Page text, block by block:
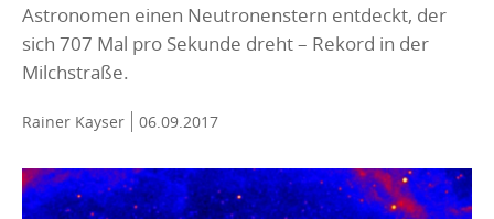
Astronomen einen Neutronenstern entdeckt, der
sich 707 Mal pro Sekunde dreht – Rekord in der
Milchstraße.
Rainer Kayser 06.09.2017